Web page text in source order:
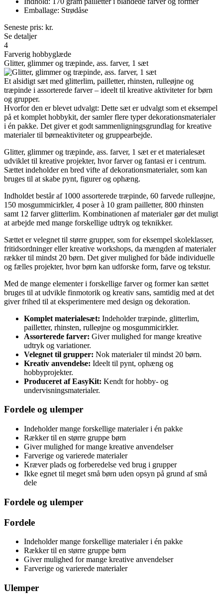
Emballage: Strødåse
Seneste pris: kr.
Se detaljer
4
Farverig hobbyglæde
Glitter, glimmer og træpinde, ass. farver, 1 sæt
Et alsidigt sæt med glitterlim, pailletter, rhinsten, rulleøjne og
træpinde i assorterede farver – ideelt til kreative aktiviteter for børn
og grupper.
Hvorfor den er blevet udvalgt: Dette sæt er udvalgt som et eksempel
på et komplet hobbykit, der samler flere typer dekorationsmaterialer
i én pakke. Det giver et godt sammenligningsgrundlag for kreative
materialer til børneaktiviteter og gruppearbejde.
Glitter, glimmer og træpinde, ass. farver, 1 sæt er et materialesæt
udviklet til kreative projekter, hvor farver og fantasi er i centrum.
Sættet indeholder en bred vifte af dekorationsmaterialer, som kan
bruges til at skabe pynt, figurer og ophæng.
Indholdet består af 1000 assorterede træpinde, 60 farvede rulleøjne,
150 mosgummicirkler, 4 poser à 10 gram pailletter, 800 rhinsten
samt 12 farver glitterlim. Kombinationen af materialer gør det muligt
at arbejde med mange forskellige udtryk og teknikker.
Sættet er velegnet til større grupper, som for eksempel skoleklasser,
fritidsordninger eller kreative workshops, da mængden af materialer
rækker til mindst 20 børn. Det giver mulighed for både individuelle
og fælles projekter, hvor børn kan udforske form, farve og tekstur.
Med de mange elementer i forskellige farver og former kan sættet
bruges til at udvikle finmotorik og kreativ sans, samtidig med at det
giver frihed til at eksperimentere med design og dekoration.
Komplet materialesæt: Indeholder træpinde, glitterlim,
pailletter, rhinsten, rulleøjne og mosgummicirkler.
Assorterede farver: Giver mulighed for mange kreative
udtryk og variationer.
Velegnet til grupper: Nok materialer til mindst 20 børn.
Kreativ anvendelse: Ideelt til pynt, ophæng og
hobbyprojekter.
Produceret af EasyKit: Kendt for hobby- og
undervisningsmaterialer.
Fordele og ulemper
Indeholder mange forskellige materialer i én pakke
Rækker til en større gruppe børn
Giver mulighed for mange kreative anvendelser
Farverige og varierede materialer
Kræver plads og forberedelse ved brug i grupper
Ikke egnet til meget små børn uden opsyn på grund af små
dele
Fordele og ulemper
Fordele
Indeholder mange forskellige materialer i én pakke
Rækker til en større gruppe børn
Giver mulighed for mange kreative anvendelser
Farverige og varierede materialer
Ulemper